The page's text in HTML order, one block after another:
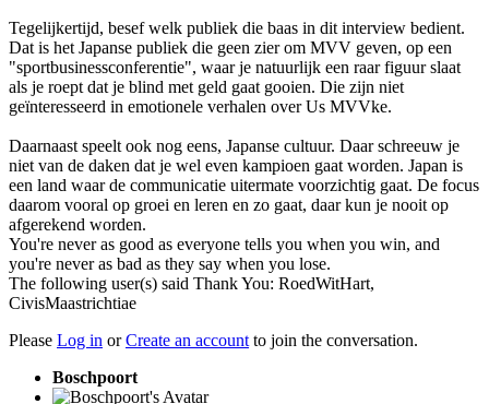
Tegelijkertijd, besef welk publiek die baas in dit interview bedient.
Dat is het Japanse publiek die geen zier om MVV geven, op een
"sportbusinessconferentie", waar je natuurlijk een raar figuur slaat
als je roept dat je blind met geld gaat gooien. Die zijn niet
geïnteresseerd in emotionele verhalen over Us MVVke.
Daarnaast speelt ook nog eens, Japanse cultuur. Daar schreeuw je
niet van de daken dat je wel even kampioen gaat worden. Japan is
een land waar de communicatie uitermate voorzichtig gaat. De focus
daarom vooral op groei en leren en zo gaat, daar kun je nooit op
afgerekend worden.
You're never as good as everyone tells you when you win, and
you're never as bad as they say when you lose.
The following user(s) said Thank You: RoedWitHart,
CivisMaastrichtiae
Please Log in orCreate an accountto join the conversation.
Boschpoort